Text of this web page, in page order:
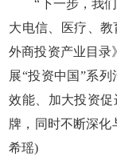
“下一步，我们
大电信、医疗、
外商投资产业目录
展“投资中国”系
效能、加大投资
牌，同时不断深化
希瑶)